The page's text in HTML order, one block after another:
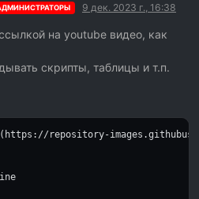
9 дек. 2023 г., 16:38
на youtube видео, как
скрипты, таблицы и т.п.
repository-